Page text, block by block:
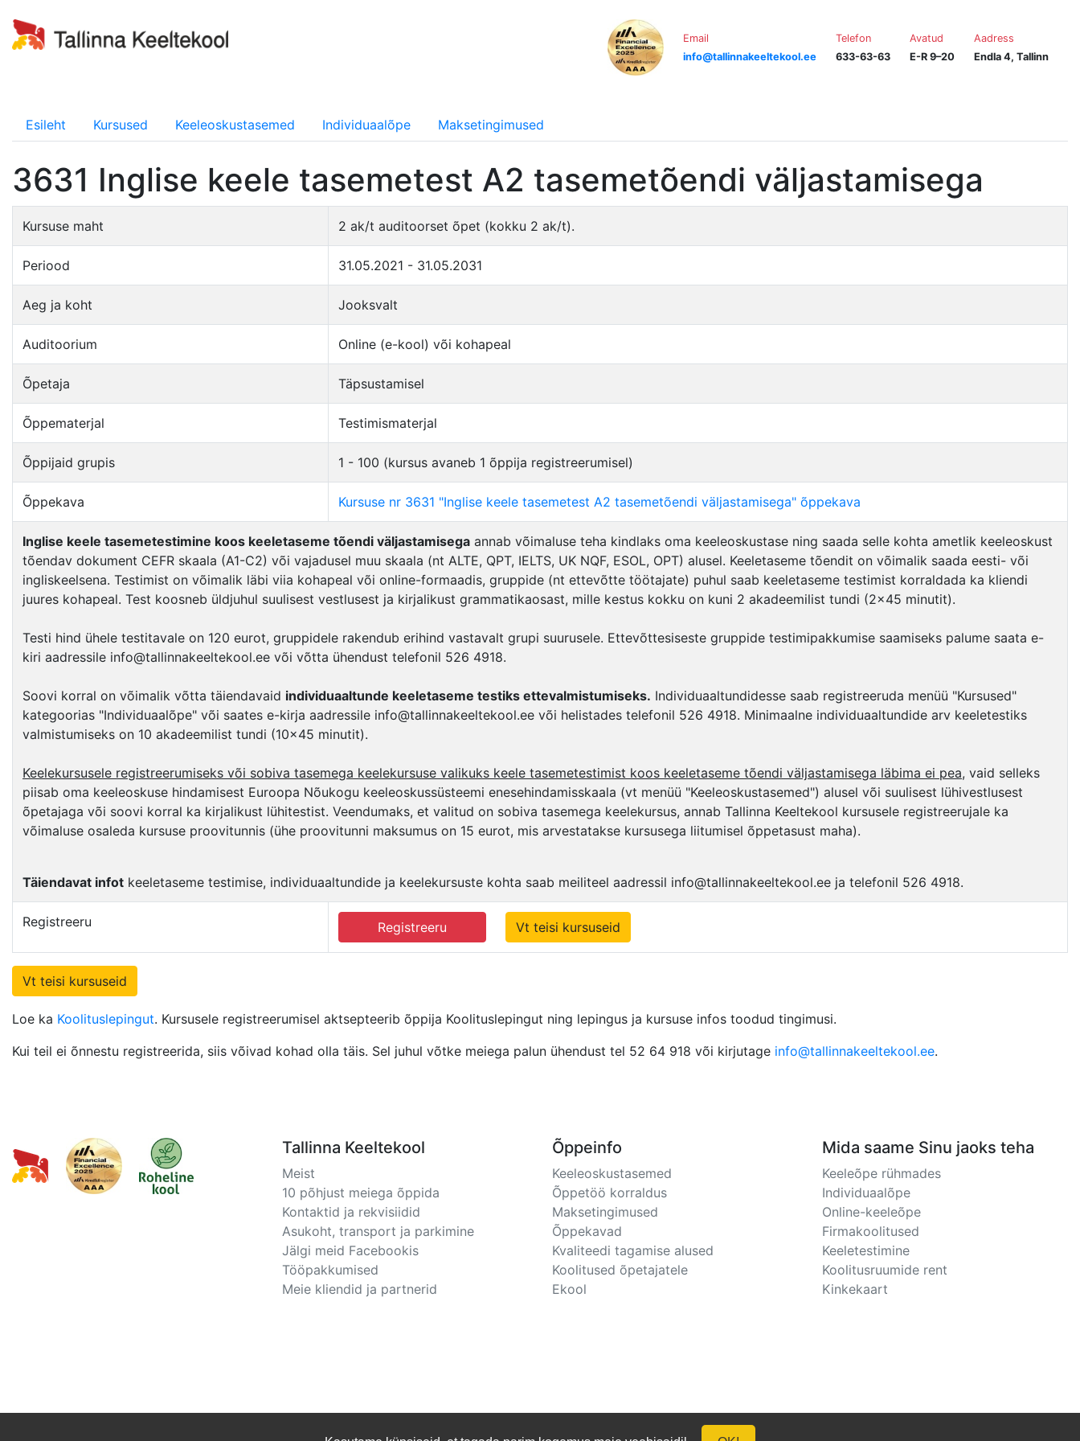
Email
info@tallinnakeeltekool.ee
Telefon
633-63-63
Avatud
E-R 9–20
Aadress
Endla 4, Tallinn
Esileht Kursused Keeleoskustasemed Individuaalõpe Maksetingimused
3631 Inglise keele tasemetest A2 tasemetõendi väljastamisega
Kursuse maht 2 ak/t auditoorset õpet (kokku 2 ak/t).
Periood 31.05.2021 - 31.05.2031
Aeg ja koht Jooksvalt
Auditoorium Online (e-kool) või kohapeal
Õpetaja Täpsustamisel
Õppematerjal Testimismaterjal
Õppijaid grupis 1 - 100 (kursus avaneb 1 õppija registreerumisel)
Õppekava Kursuse nr 3631 "Inglise keele tasemetest A2 tasemetõendi väljastamisega" õppekava
Inglise keele tasemetestimine koos keeletaseme tõendi väljastamisega annab võimaluse teha kindlaks oma keeleoskustase ning saada selle kohta ametlik keeleoskust
tõendav dokument CEFR skaala (A1-C2) või vajadusel muu skaala (nt ALTE, QPT, IELTS, UK NQF, ESOL, OPT) alusel. Keeletaseme tõendit on võimalik saada eesti- või
ingliskeelsena. Testimist on võimalik läbi viia kohapeal või online-formaadis, gruppide (nt ettevõtte töötajate) puhul saab keeletaseme testimist korraldada ka kliendi
juures kohapeal. Test koosneb üldjuhul suulisest vestlusest ja kirjalikust grammatikaosast, mille kestus kokku on kuni 2 akadeemilist tundi (2×45 minutit).
Testi hind ühele testitavale on 120 eurot, gruppidele rakendub erihind vastavalt grupi suurusele. Ettevõttesiseste gruppide testimipakkumise saamiseks palume saata e-
kiri aadressile info@tallinnakeeltekool.ee või võtta ühendust telefonil 526 4918.
Soovi korral on võimalik võtta täiendavaid individuaaltunde keeletaseme testiks ettevalmistumiseks. Individuaaltundidesse saab registreeruda menüü "Kursused"
kategoorias "Individuaalõpe" või saates e-kirja aadressile info@tallinnakeeltekool.ee või helistades telefonil 526 4918. Minimaalne individuaaltundide arv keeletestiks
valmistumiseks on 10 akadeemilist tundi (10×45 minutit).
Keelekursusele registreerumiseks või sobiva tasemega keelekursuse valikuks keele tasemetestimist koos keeletaseme tõendi väljastamisega läbima ei pea, vaid selleks
piisab oma keeleoskuse hindamisest Euroopa Nõukogu keeleoskussüsteemi enesehindamisskaala (vt menüü "Keeleoskustasemed") alusel või suulisest lühivestlusest
õpetajaga või soovi korral ka kirjalikust lühitestist. Veendumaks, et valitud on sobiva tasemega keelekursus, annab Tallinna Keeltekool kursusele registreerujale ka
võimaluse osaleda kursuse proovitunnis (ühe proovitunni maksumus on 15 eurot, mis arvestatakse kursusega liitumisel õppetasust maha).
Täiendavat infot keeletaseme testimise, individuaaltundide ja keelekursuste kohta saab meiliteel aadressil info@tallinnakeeltekool.ee ja telefonil 526 4918.
Registreeru Registreeru Vt teisi kursuseid
Vt teisi kursuseid
Loe ka Koolituslepingut. Kursusele registreerumisel aktsepteerib õppija Koolituslepingut ning lepingus ja kursuse infos toodud tingimusi.
Kui teil ei õnnestu registreerida, siis võivad kohad olla täis. Sel juhul võtke meiega palun ühendust tel 52 64 918 või kirjutage info@tallinnakeeltekool.ee.
Tallinna Keeltekool
Meist
10 põhjust meiega õppida
Kontaktid ja rekvisiidid
Asukoht, transport ja parkimine
Jälgi meid Facebookis
Tööpakkumised
Meie kliendid ja partnerid
Õppeinfo
Keeleoskustasemed
Õppetöö korraldus
Maksetingimused
Õppekavad
Kvaliteedi tagamise alused
Koolitused õpetajatele
Ekool
Mida saame Sinu jaoks teha
Keeleõpe rühmades
Individuaalõpe
Online-keeleõpe
Firmakoolitused
Keeletestimine
Koolitusruumide rent
Kinkekaart